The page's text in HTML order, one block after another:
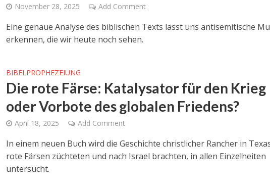
November 28, 2025 Add Comment
Eine genaue Analyse des biblischen Texts lässt uns antisemitische
erkennen, die wir heute noch sehen.
BIBELPROPHEZEIUNG
Die rote Färse: Katalysator für den Krieg
oder Vorbote des globalen Friedens?
April 18, 2025 Add Comment
In einem neuen Buch wird die Geschichte christlicher Rancher in
rote Färsen züchteten und nach Israel brachten, in allen Einzelheiten
untersucht.